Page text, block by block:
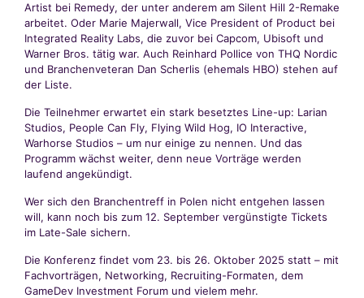
Artist bei Remedy, der unter anderem am Silent Hill 2-Remake
arbeitet. Oder Marie Majerwall, Vice President of Product bei
Integrated Reality Labs, die zuvor bei Capcom, Ubisoft und
Warner Bros. tätig war. Auch Reinhard Pollice von THQ Nordic
und Branchenveteran Dan Scherlis (ehemals HBO) stehen auf
der Liste.
Die Teilnehmer erwartet ein stark besetztes Line-up: Larian
Studios, People Can Fly, Flying Wild Hog, IO Interactive,
Warhorse Studios – um nur einige zu nennen. Und das
Programm wächst weiter, denn neue Vorträge werden
laufend angekündigt.
Wer sich den Branchentreff in Polen nicht entgehen lassen
will, kann noch bis zum 12. September vergünstigte Tickets
im Late-Sale sichern.
Die Konferenz findet vom 23. bis 26. Oktober 2025 statt – mit
Fachvorträgen, Networking, Recruiting-Formaten, dem
GameDev Investment Forum und vielem mehr.